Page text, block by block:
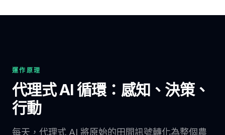
運作原理
代理式 AI 循環：感知、決策、
行動
每天，代理式 AI 將原始的田間訊號轉化為整個農